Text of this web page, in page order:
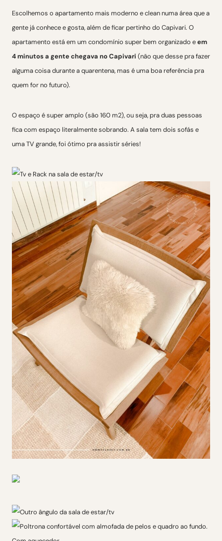
Escolhemos o apartamento mais moderno e clean numa área que a
gente já conhece e gosta, além de ficar pertinho do Capivari. O
apartamento está em um condomínio super bem organizado eem
4 minutos a gente chegava no Capivari (não que desse pra fazer
alguma coisa durante a quarentena, mas é uma boa referência pra
quem for no futuro).
O espaço é super amplo (são 160 m2), ou seja, pra duas pessoas
fica com espaço literalmente sobrando. A sala tem dois sofás e
uma TV grande, foi ótimo pra assistir séries!